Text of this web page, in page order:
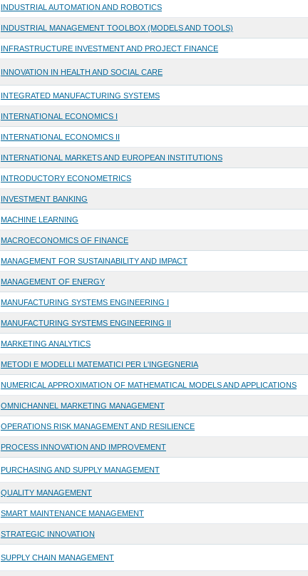
INDUSTRIAL AUTOMATION AND ROBOTICS
INDUSTRIAL MANAGEMENT TOOLBOX (MODELS AND TOOLS)
INFRASTRUCTURE INVESTMENT AND PROJECT FINANCE
INNOVATION IN HEALTH AND SOCIAL CARE
INTEGRATED MANUFACTURING SYSTEMS
INTERNATIONAL ECONOMICS I
INTERNATIONAL ECONOMICS II
INTERNATIONAL MARKETS AND EUROPEAN INSTITUTIONS
INTRODUCTORY ECONOMETRICS
INVESTMENT BANKING
MACHINE LEARNING
MACROECONOMICS OF FINANCE
MANAGEMENT FOR SUSTAINABILITY AND IMPACT
MANAGEMENT OF ENERGY
MANUFACTURING SYSTEMS ENGINEERING I
MANUFACTURING SYSTEMS ENGINEERING II
MARKETING ANALYTICS
METODI E MODELLI MATEMATICI PER L'INGEGNERIA
NUMERICAL APPROXIMATION OF MATHEMATICAL MODELS AND APPLICATIONS
OMNICHANNEL MARKETING MANAGEMENT
OPERATIONS RISK MANAGEMENT AND RESILIENCE
PROCESS INNOVATION AND IMPROVEMENT
PURCHASING AND SUPPLY MANAGEMENT
QUALITY MANAGEMENT
SMART MAINTENANCE MANAGEMENT
STRATEGIC INNOVATION
SUPPLY CHAIN MANAGEMENT